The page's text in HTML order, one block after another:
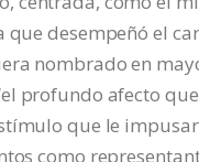
que desempeñó el
nombrado en
profundo afecto
que le
como